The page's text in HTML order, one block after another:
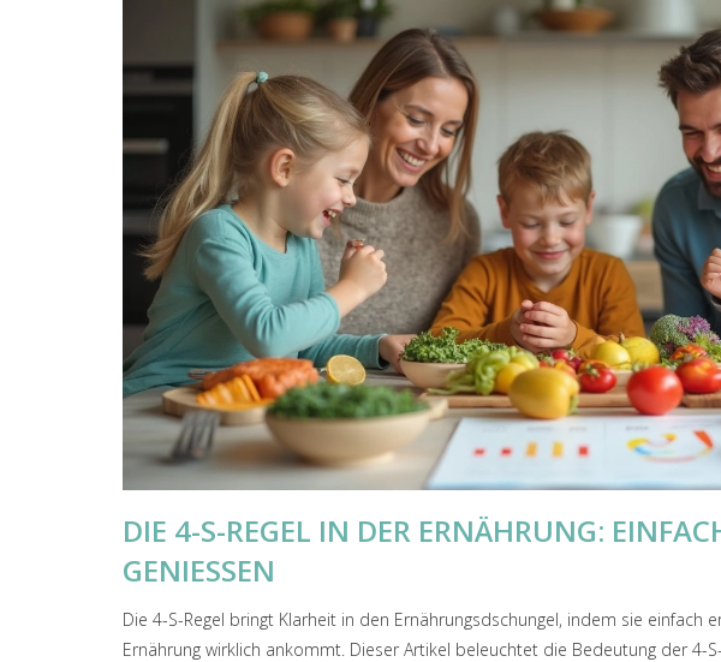
DIE 4-S-REGEL IN DER ERNÄHRUNG:
GENIESSEN
Die 4-S-Regel bringt Klarheit in den Ernährungsdschungel, indem sie einfach
Ernährung wirklich ankommt. Dieser Artikel beleuchtet die Bedeutung der 4-